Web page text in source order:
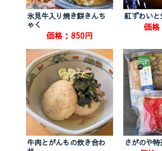
氷見牛入り焼き餅きんち
ゃく
価格：850円
紅ずわい
価格
牛肉とがんもの炊き合わ
さがのや